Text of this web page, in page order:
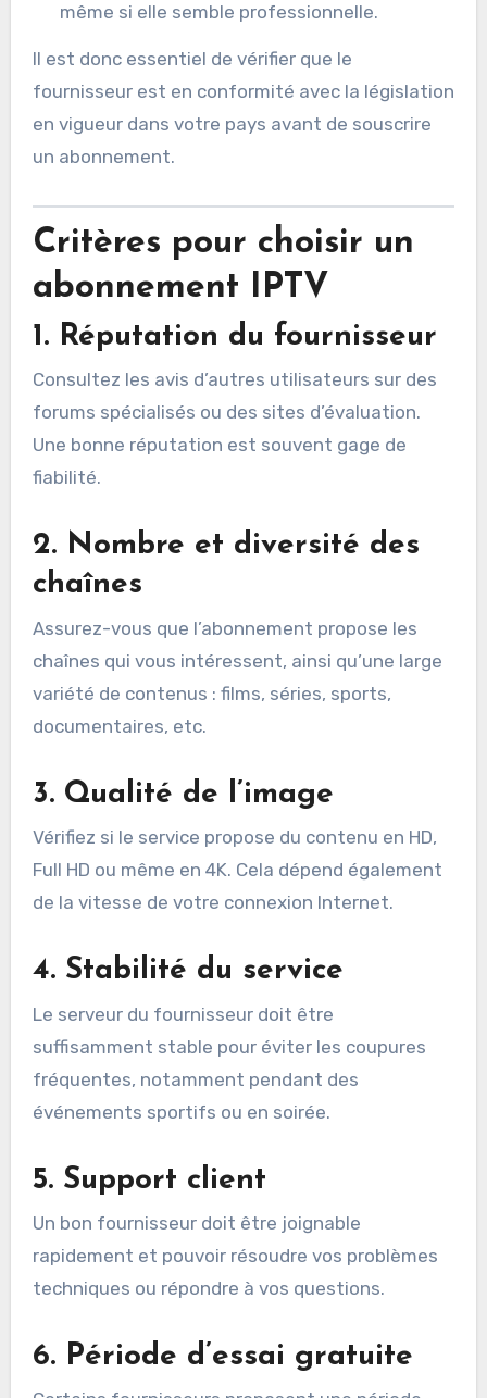
même si elle semble professionnelle.
Il est donc essentiel de vérifier que le
fournisseur est en conformité avec la législation
en vigueur dans votre pays avant de souscrire
un abonnement.
Critères pour choisir un
abonnement IPTV
1. Réputation du fournisseur
Consultez les avis d’autres utilisateurs sur des
forums spécialisés ou des sites d’évaluation.
Une bonne réputation est souvent gage de
fiabilité.
2. Nombre et diversité des
chaînes
Assurez-vous que l’abonnement propose les
chaînes qui vous intéressent, ainsi qu’une large
variété de contenus : films, séries, sports,
documentaires, etc.
3. Qualité de l’image
Vérifiez si le service propose du contenu en HD,
Full HD ou même en 4K. Cela dépend également
de la vitesse de votre connexion Internet.
4. Stabilité du service
Le serveur du fournisseur doit être
suffisamment stable pour éviter les coupures
fréquentes, notamment pendant des
événements sportifs ou en soirée.
5. Support client
Un bon fournisseur doit être joignable
rapidement et pouvoir résoudre vos problèmes
techniques ou répondre à vos questions.
6. Période d’essai gratuite